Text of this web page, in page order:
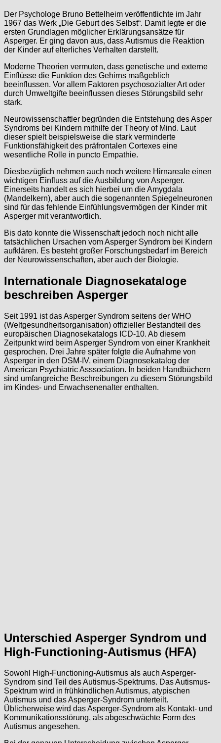
Der Psychologe Bruno Bettelheim veröffentlichte im Jahr
1967 das Werk „Die Geburt des Selbst“. Damit legte er die
ersten Grundlagen möglicher Erklärungsansätze für
Asperger. Er ging davon aus, dass Autismus die Reaktion
der Kinder auf elterliches Verhalten darstellt.
Moderne Theorien vermuten, dass genetische und externe
Einflüsse die Funktion des Gehirns maßgeblich
beeinflussen. Vor allem Faktoren psychosozialter Art oder
durch Umweltgifte beeinflussen dieses Störungsbild sehr
stark.
Neurowissenschaftler begründen die Entstehung des Asper
Syndroms bei Kindern mithilfe der Theory of Mind. Laut
dieser spielt beispielsweise die stark verminderte
Funktionsfähigkeit des präfrontalen Cortexes eine
wesentliche Rolle in puncto Empathie.
Diesbezüglich nehmen auch noch weitere Hirnareale einen
wichtigen Einfluss auf die Ausbildung von Asperger.
Einerseits handelt es sich hierbei um die Amygdala
(Mandelkern), aber auch die sogenannten Spiegelneuronen
sind für das fehlende Einfühlungsvermögen der Kinder mit
Asperger mit verantwortlich.
Bis dato konnte die Wissenschaft jedoch noch nicht alle
tatsächlichen Ursachen vom Asperger Syndrom bei Kindern
aufklären. Es besteht großer Forschungsbedarf im Bereich
der Neurowissenschaften, aber auch der Biologie.
Internationale Diagnosekataloge
beschreiben Asperger
Seit 1991 ist das Asperger Syndrom seitens der WHO
(Weltgesundheitsorganisation) offizieller Bestandteil des
europäischen Diagnosekatalogs ICD-10. Ab diesem
Zeitpunkt wird beim Asperger Syndrom von einer Krankheit
gesprochen. Drei Jahre später folgte die Aufnahme von
Asperger in den DSM-IV, einem Diagnosekatalog der
American Psychiatric Asssociation. In beiden Handbüchern
sind umfangreiche Beschreibungen zu diesem Störungsbild
im Kindes- und Erwachsenenalter enthalten.
Unterschied Asperger Syndrom und
High-Functioning-Autismus (HFA)
Sowohl High-Functioning-Autismus als auch Asperger-
Syndrom sind Teil des Autismus-Spektrums. Das Autismus-
Spektrum wird in frühkindlichen Autismus, atypischen
Autismus und das Asperger-Syndrom unterteilt.
Üblicherweise wird das Asperger-Syndrom als Kontakt- und
Kommunikationsstörung, als abgeschwächte Form des
Autismus angesehen.